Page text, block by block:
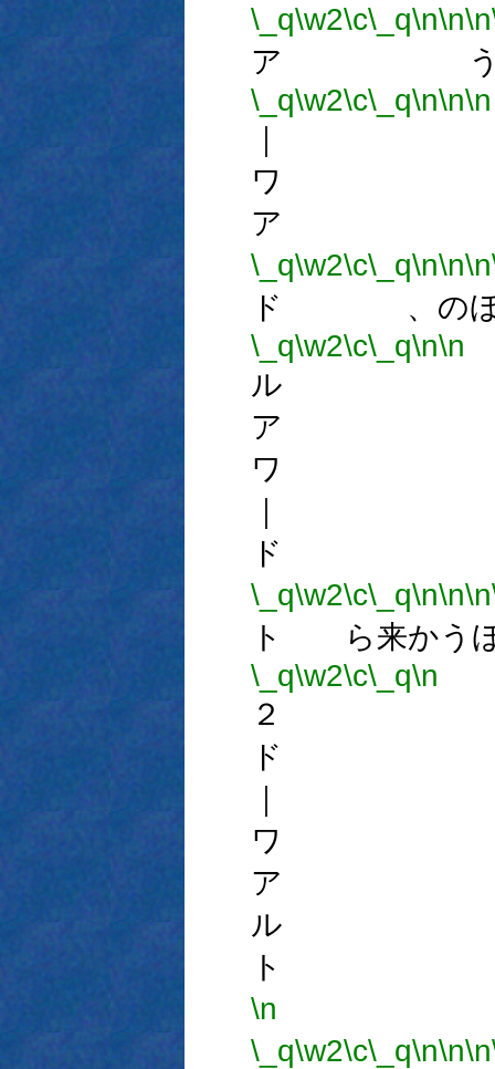
\_q\w2\c\_q\n\n\n
ア う
\_q\w2\c\_q\n\n\n
ワ
ア
\_q\w2\c\_q\n\n\n
ド 、のほ
\_q\w2\c\_q\n\n
ル
ア
ワ
ド
\_q\w2\c\_q\n\n\n
ト ら来かう
\_q\w2\c\_q\n
２
ド
ワ
ア
ル
ト
\n
\_q\w2\c\_q\n\n\n